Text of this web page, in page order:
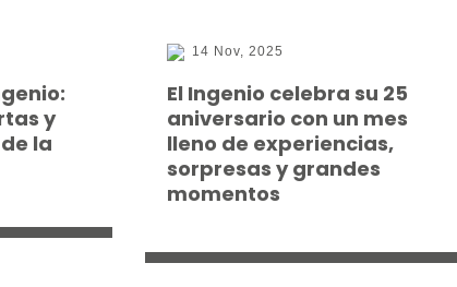
y
la
14 Nov, 2025
El Ingenio celebra su 25
aniversario con un mes
lleno de experiencias,
sorpresas y grandes
momentos